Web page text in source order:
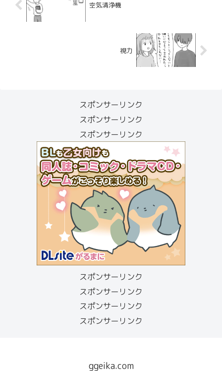
空気清浄機
視力
スポンサーリンク
スポンサーリンク
スポンサーリンク
スポンサーリンク
スポンサーリンク
スポンサーリンク
スポンサーリンク
ggeika.com